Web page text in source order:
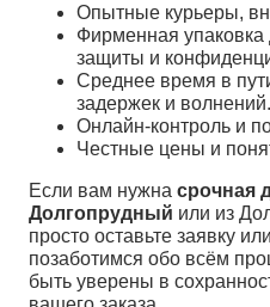
Опытные курьеры,
Фирменная
защиты и
Среднее время в
задержек и волнений.
Онлайн-контроль и
Честные цены и
Если вам нужна срочная
Долгопрудный или из
просто оставьте заявку
позаботимся обо всём
быть уверены в